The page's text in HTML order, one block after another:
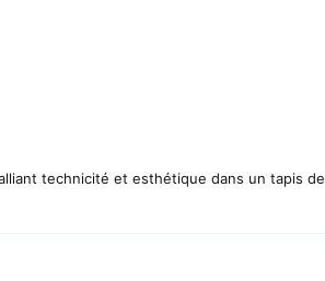
technicité et esthétique dans un tapis de